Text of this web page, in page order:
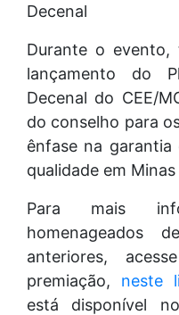
Decenal
Durante o evento,
lançamento do
Decenal do CEE/
do conselho para
ênfase na
qualidade em Minas
Para mais
homenageados
anteriores,
premiação, neste
está disponível